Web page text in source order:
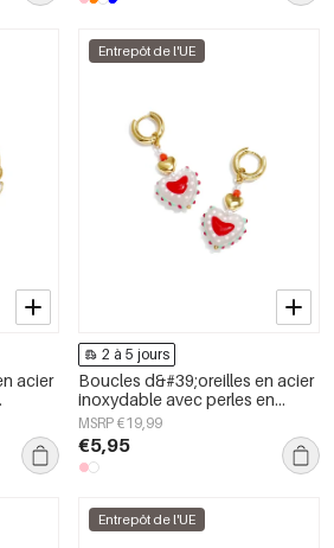
acier
Entrepôt de l'UE
2 à 5 jours
Boucles d&#39;oreilles en acier
inoxydable avec perles en
forme de cœur, collection Daily
Simple, bijoux pour femmes
MSRP €19,99
€5,95
Entrepôt de l'UE